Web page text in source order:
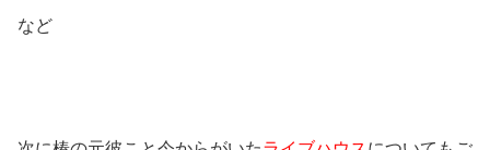
など